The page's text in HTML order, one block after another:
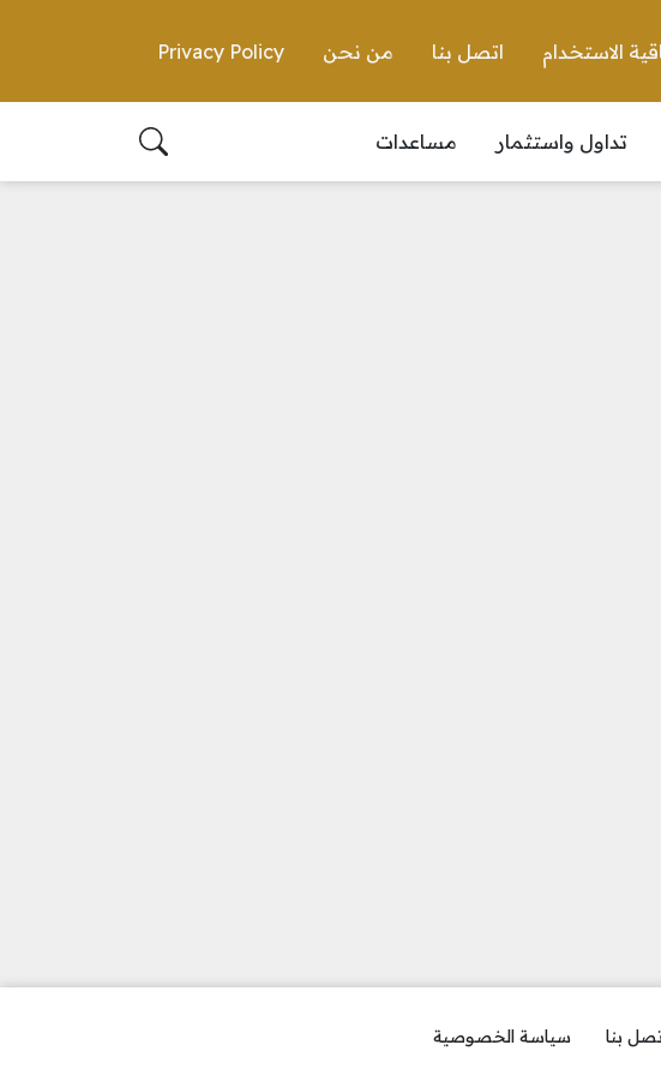
الاستخدام اتصل بنا من نحن Privacy Policy
تداول واستثمار مساعدات
بنا سياسة الخصوصية